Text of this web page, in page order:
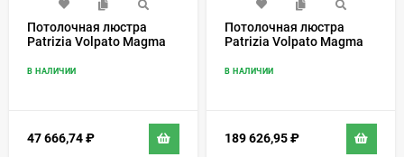
Потолочная люстра
Patrizia Volpato Magma
В НАЛИЧИИ
47 666,74₽
Потолочная люстра
Patrizia Volpato Magma
В НАЛИЧИИ
189 626,95₽